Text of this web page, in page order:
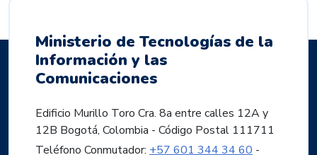
Ministerio de Tecnologías de la
Información y las
Comunicaciones
Edificio Murillo Toro Cra. 8a entre calles 12A y
12B Bogotá, Colombia - Código Postal 111711
Teléfono Conmutador: +57 601 344 34 60 -